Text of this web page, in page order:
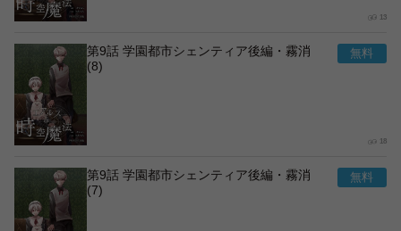
13
第9話 学園都市シェンティア後編・霧消
(8)
18
第9話 学園都市シェンティア後編・霧消
(7)